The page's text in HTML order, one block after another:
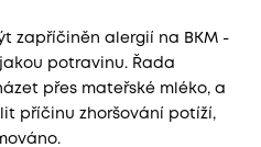
zapříčiněn alergií na BKM -
potravinu. Řada
přes mateřské mléko, a
příčinu zhoršování potíží,